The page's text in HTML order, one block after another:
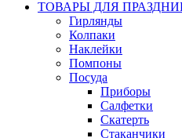
ТОВАРЫ ДЛЯ
Гирлянды
Колпаки
Наклейки
Помпоны
Посуда
Приборы
Салфетки
Скатерть
Стаканчики